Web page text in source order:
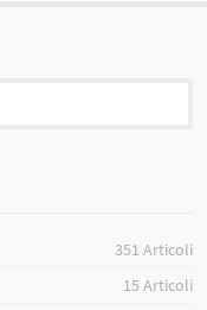
351 Articoli
15 Articoli